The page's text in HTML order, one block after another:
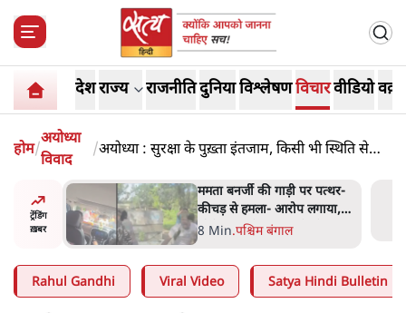
देशराज्य राजनीतिदुनियाविश्लेषणविचारवीडियो
होम/
अयोध्या
विवाद
/अयोध्या : सुरक्षा के पुख़्ता इंतजाम, किसी भी स्थिति से
ट्रेंडिंग
ख़बर
में जेन ज़ी
डेटा,
ममता बनर्जी की गाड़ी पर पत्थर-
कीचड़ से हमला- आरोप लगाया,
'मेरी जान भी जा सकती थी'
8 Min.पश्चिम बंगाल
Rahul Gandhi Viral Video Satya Hindi Bulletin